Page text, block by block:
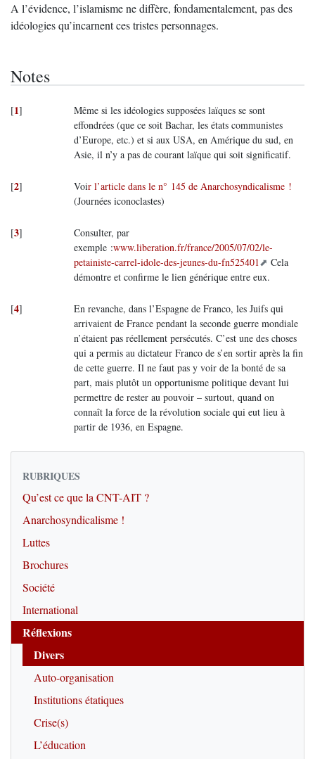
A l’évidence, l’islamisme ne diffère, fondamentalement, pas des
idéologies qu’incarnent ces tristes personnages.
Notes
[1]
Même si les idéologies supposées laïques se sont
effondrées (que ce soit Bachar, les états communistes
d’Europe, etc.) et si aux USA, en Amérique du sud, en
Asie, il n’y a pas de courant laïque qui soit significatif.
[2] Voir l’article dans le n° 145 de Anarchosyndicalisme !
(Journées iconoclastes)
[3]
Consulter, par
exemple :www.liberation.fr/france/2005/07/02/le-
petainiste-carrel-idole-des-jeunes-du-fn525401
Cela
démontre et confirme le lien générique entre eux.
[4]
En revanche, dans l’Espagne de Franco, les Juifs qui
arrivaient de France pendant la seconde guerre mondiale
n’étaient pas réellement persécutés. C’est une des choses
qui a permis au dictateur Franco de s’en sortir après la fin
de cette guerre. Il ne faut pas y voir de la bonté de sa
part, mais plutôt un opportunisme politique devant lui
permettre de rester au pouvoir – surtout, quand on
connaît la force de la révolution sociale qui eut lieu à
partir de 1936, en Espagne.
RUBRIQUES
Qu’est ce que la CNT-AIT ?
Anarchosyndicalisme !
Luttes
Brochures
Société
International
Réflexions
Divers
Auto-organisation
Institutions étatiques
Crise(s)
L’éducation